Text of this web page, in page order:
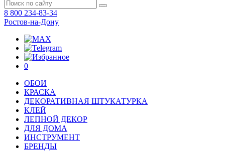
8 800 234-83-34
Ростов-на-Дону
0
ОБОИ
КРАСКА
ДЕКОРАТИВНАЯ ШТУКАТУРКА
КЛЕЙ
ЛЕПНОЙ ДЕКОР
ДЛЯ ДОМА
ИНСТРУМЕНТ
БРЕНДЫ